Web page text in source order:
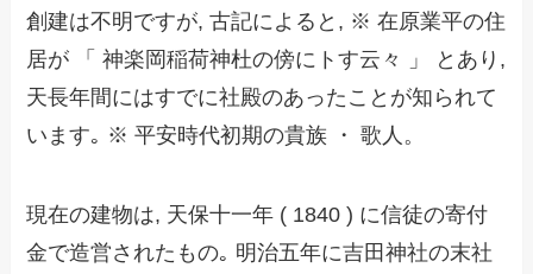
創建は不明ですが, 古記によると, ※ 在原業平の住
居が 「 神楽岡稲荷神杜の傍にトす云々 」 とあり,
天長年間にはすでに社殿のあったことが知られて
います｡ ※ 平安時代初期の貴族 ・ 歌人。
現在の建物は, 天保十一年 ( 1840 ) に信徒の寄付
金で造営されたもの｡ 明治五年に吉田神社の末社